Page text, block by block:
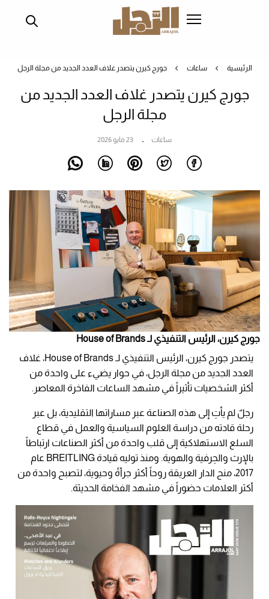
الرئيسية ساعات جورج كيرن يتصدر غلاف العدد الجديد من مجلة الرجل
جورج كيرن يتصدر غلاف العدد الجديد من
مجلة الرجل
ساعات 23 مايو 2026
جورج كيرن، الرئيس التنفيذي لـ House of Brands
يتصدر جورج كيرن، الرئيس التنفيذي لـ House of Brands، غلاف
العدد الجديد من مجلة الرجل، في حوار يضيء على واحدة من
أكثر الشخصيات تأثيراً في مشهد الساعات الفاخرة المعاصر.
رجلٌ لم يأتِ إلى هذه الصناعة عبر مساراتها التقليدية، بل عبر
رحلة قادته من دراسة العلوم السياسية والعمل في قطاع
السلع الاستهلاكية إلى قلب واحدة من أكثر الصناعات ارتباطاً
بالإرث والحِرفية والهوية. ومنذ توليه قيادة BREITLING عام
2017، منح الدار العريقة روحاً أكثر جرأةً وحيوية، لتصبح واحدة من
أكثر العلامات حضوراً في مشهد الفخامة الحديثة.